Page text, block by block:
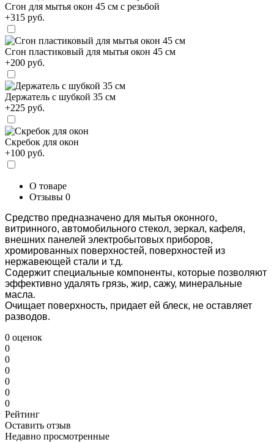
Сгон для мытья окон 45 см с резьбой
+315 руб.
Сгон пластиковый для мытья окон 45 см
+200 руб.
Держатель с шубкой 35 см
+225 руб.
Скребок для окон
+100 руб.
О товаре
Отзывы 0
Средство предназначено для мытья оконного,
витринного, автомобильного стекол, зеркал, кафеля,
внешних панелей электробытовых приборов,
хромированных поверхностей, поверхностей из
нержавеющей стали и т.д.
Содержит специальные компоненты, которые позволяют
эффективно удалять грязь, жир, сажу, минеральные
масла.
Очищает поверхность, придает ей блеск, не оставляет
разводов.
0 оценок
0
0
0
0
0
0
Рейтинг
Оставить отзыв
Недавно просмотренные